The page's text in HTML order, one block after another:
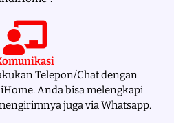
Telepon/Chat dengan
Anda bisa melengkapi
juga via Whatsapp.